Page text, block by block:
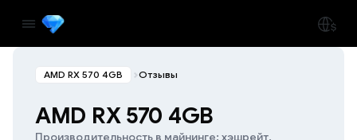
AMD RX 570 4GB Отзывы
AMD RX 570 4GB
Производительность в майнинге: хэшрейт,